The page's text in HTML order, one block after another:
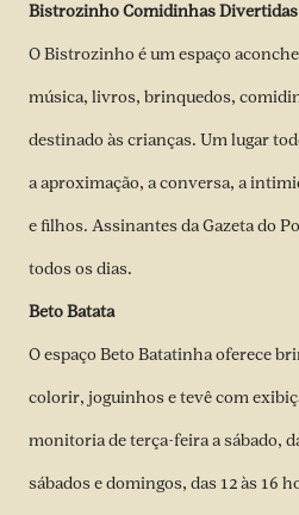
Bistrozinho Comidinhas Divertidas
O Bistrozinho é um espaço
música, livros, brinquedos,
destinado às crianças. Um lugar
a aproximação, a conversa, a
e filhos. Assinantes da Gazeta do
todos os dias.
Beto Batata
O espaço Beto Batatinha oferece
colorir, joguinhos e tevê com
monitoria de terça-feira a sábado,
sábados e domingos, das 12 às 16